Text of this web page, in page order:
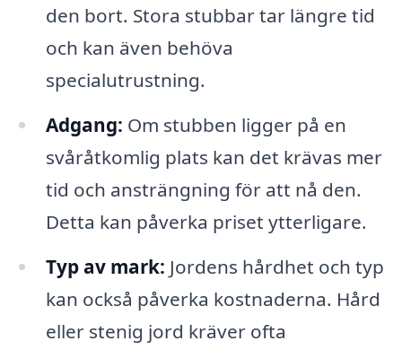
den bort. Stora stubbar tar längre tid
och kan även behöva
specialutrustning.
Adgang: Om stubben ligger på en
svåråtkomlig plats kan det krävas mer
tid och ansträngning för att nå den.
Detta kan påverka priset ytterligare.
Typ av mark: Jordens hårdhet och typ
kan också påverka kostnaderna. Hård
eller stenig jord kräver ofta